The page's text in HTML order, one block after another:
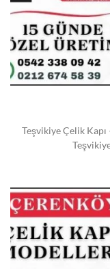
Teşvikiye Çelik